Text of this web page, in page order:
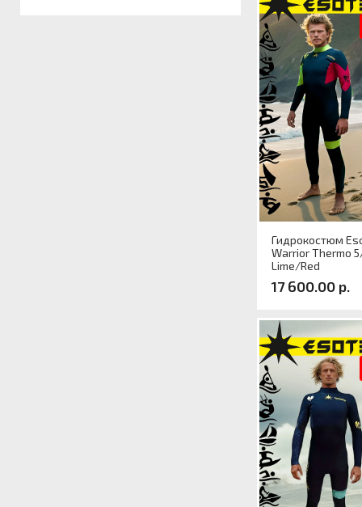
Размер
Гидрокостюм
Warrior Thermo
Lime/Red
17 600.00 р.
Артикул
Размер